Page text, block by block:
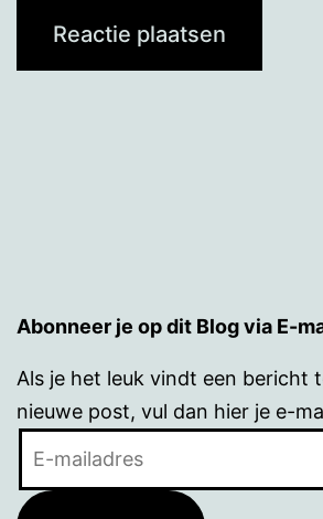
Abonneer je op dit Blog via E-
Als je het leuk vindt een bericht
nieuwe post, vul dan hier je e-